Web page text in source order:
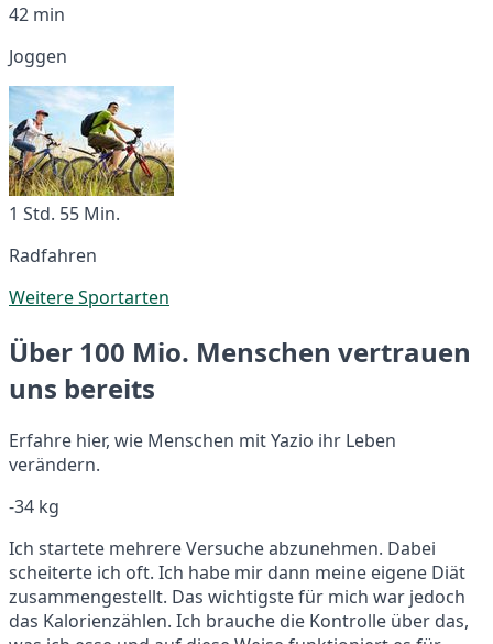
42 min
Joggen
1 Std. 55 Min.
Radfahren
Weitere Sportarten
Über 100 Mio. Menschen vertrauen
uns bereits
Erfahre hier, wie Menschen mit Yazio ihr Leben
verändern.
-34 kg
Ich startete mehrere Versuche abzunehmen. Dabei
scheiterte ich oft. Ich habe mir dann meine eigene Diät
zusammengestellt. Das wichtigste für mich war jedoch
das Kalorienzählen. Ich brauche die Kontrolle über das,